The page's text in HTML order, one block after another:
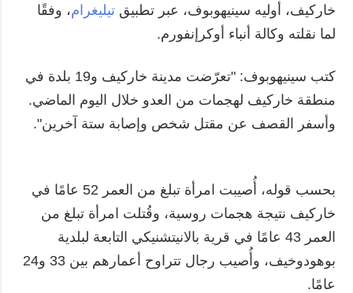
الفيديوهات
خاركيف، أوليه سينيهوبوف، عبر تطبيقتيليغرام، وفقًا
لما نقلته وكالة أنباء أوكرإنفورم.
كتب سينيهوبوف: "تعرّضت مدينة خاركيف و19 بلدة في
منطقة خاركيف لهجمات من العدو خلال اليوم الماضي.
وأسفر القصف عن مقتل شخص وإصابة ستة آخرين".
بحسب قوله، أُصيبت امرأة تبلغ من العمر 52 عامًا في
خاركيف نتيجة هجمات روسية، وقُتلت امرأة تبلغ من
العمر 43 عامًا في قرية بالانيتشنيكي التابعة لبلدية
بوهودوخيف، وأُصيب رجال تتراوح أعمارهم بين 33 و24
عامًا.